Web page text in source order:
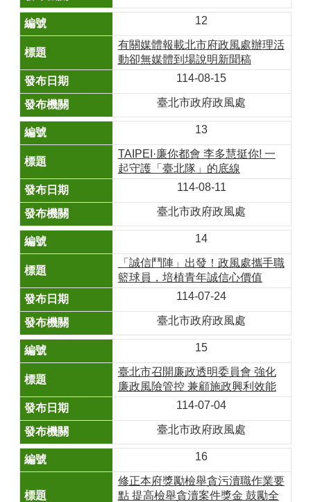
12
有關媒體報載北市府政風處辦理活
動卻無媒體到場說明新聞稿
114-08-15
臺北市政府政風處
13
TAIPEI·廉你都會 李多慧挺你! 一
起守護「臺北隊」的底線
114-08-11
臺北市政府政風處
14
「誠信鬥陣」出發！政風處攜手職
籃球員，培植青年誠信心價值
114-07-24
臺北市政府政風處
15
臺北市召開廉政透明委員會 強化
廉政風險管控 兼顧施政興利效能
114-07-04
臺北市政府政風處
16
修正本府獎勵檢舉貪污瀆職作業要
點 提高檢舉貪瀆案件獎金 鼓勵全